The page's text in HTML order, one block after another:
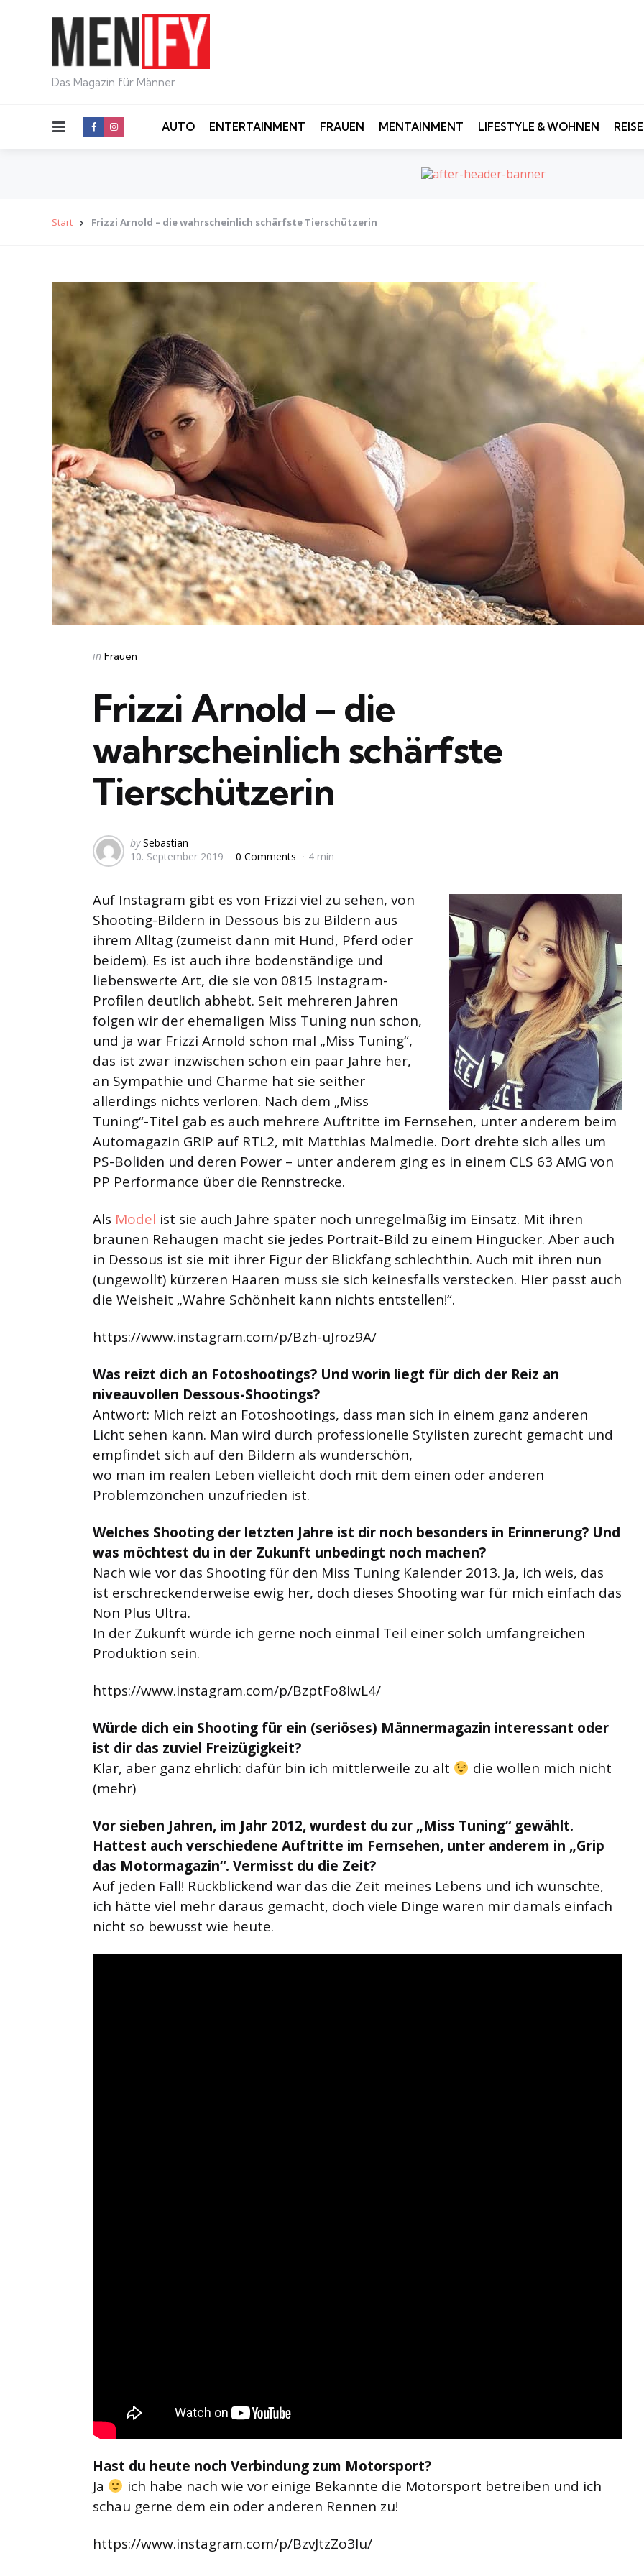
Das Magazin für Männer
Menu AUTO ENTERTAINMENT FRAUEN MENTAINMENT LIFESTYLE & WOHNEN
Start Frizzi Arnold – die wahrscheinlich schärfste Tierschützerin
Categories
Posted
in Frauen
Frizzi Arnold – die
wahrscheinlich schärfste
Tierschützerin
Posted
by
by Sebastian
10. September 2019
0 Comments 4 min
Auf Instagram gibt es von Frizzi viel zu sehen, von
Shooting-Bildern in Dessous bis zu Bildern aus
ihrem Alltag (zumeist dann mit Hund, Pferd oder
beidem). Es ist auch ihre bodenständige und
liebenswerte Art, die sie von 0815 Instagram-
Profilen deutlich abhebt. Seit mehreren Jahren
folgen wir der ehemaligen Miss Tuning nun schon,
und ja war Frizzi Arnold schon mal „Miss Tuning“,
das ist zwar inzwischen schon ein paar Jahre her,
an Sympathie und Charme hat sie seither
allerdings nichts verloren. Nach dem „Miss
Tuning“-Titel gab es auch mehrere Auftritte im Fernsehen, unter anderem beim
Automagazin GRIP auf RTL2, mit Matthias Malmedie. Dort drehte sich alles um
PS-Boliden und deren Power – unter anderem ging es in einem CLS 63 AMG von
PP Performance über die Rennstrecke.
Als Model ist sie auch Jahre später noch unregelmäßig im Einsatz. Mit ihren
braunen Rehaugen macht sie jedes Portrait-Bild zu einem Hingucker. Aber auch
in Dessous ist sie mit ihrer Figur der Blickfang schlechthin. Auch mit ihren nun
(ungewollt) kürzeren Haaren muss sie sich keinesfalls verstecken. Hier passt auch
die Weisheit „Wahre Schönheit kann nichts entstellen!“.
https://www.instagram.com/p/Bzh-uJroz9A/
Was reizt dich an Fotoshootings? Und worin liegt für dich der Reiz an
niveauvollen Dessous-Shootings?
Antwort: Mich reizt an Fotoshootings, dass man sich in einem ganz anderen
Licht sehen kann. Man wird durch professionelle Stylisten zurecht gemacht und
empfindet sich auf den Bildern als wunderschön,
wo man im realen Leben vielleicht doch mit dem einen oder anderen
Problemzönchen unzufrieden ist.
Welches Shooting der letzten Jahre ist dir noch besonders in Erinnerung? Und
was möchtest du in der Zukunft unbedingt noch machen?
Nach wie vor das Shooting für den Miss Tuning Kalender 2013. Ja, ich weis, das
ist erschreckenderweise ewig her, doch dieses Shooting war für mich einfach das
Non Plus Ultra.
In der Zukunft würde ich gerne noch einmal Teil einer solch umfangreichen
Produktion sein.
https://www.instagram.com/p/BzptFo8IwL4/
Würde dich ein Shooting für ein (seriöses) Männermagazin interessant oder
ist dir das zuviel Freizügigkeit?
Klar, aber ganz ehrlich: dafür bin ich mittlerweile zu alt
die wollen mich nicht
(mehr)
Vor sieben Jahren, im Jahr 2012, wurdest du zur „Miss Tuning“ gewählt.
Hattest auch verschiedene Auftritte im Fernsehen, unter anderem in „Grip
das Motormagazin“. Vermisst du die Zeit?
Auf jeden Fall! Rückblickend war das die Zeit meines Lebens und ich wünschte,
ich hätte viel mehr daraus gemacht, doch viele Dinge waren mir damals einfach
nicht so bewusst wie heute.
Hast du heute noch Verbindung zum Motorsport?
Ja
ich habe nach wie vor einige Bekannte die Motorsport betreiben und ich
schau gerne dem ein oder anderen Rennen zu!
https://www.instagram.com/p/BzvJtzZo3lu/